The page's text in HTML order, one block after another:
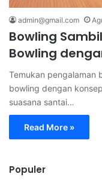
admin@gmail.com
Bowling
Bowling
Temukan pengalaman
bowling dengan
suasana santai…
Read More »
Populer